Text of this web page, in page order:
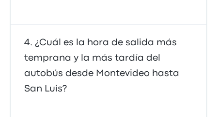
¿Cuál es la hora de salida más
temprana y la más tardía del
autobús desde Montevideo hasta
San Luis?